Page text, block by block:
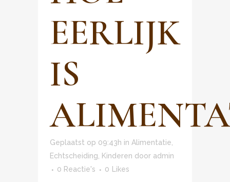
EERLIJK
IS
Geplaatst op 09:43h in Alimentatie,
Echtscheiding, Kinderen door admin
0 Reactie's
0 Likes